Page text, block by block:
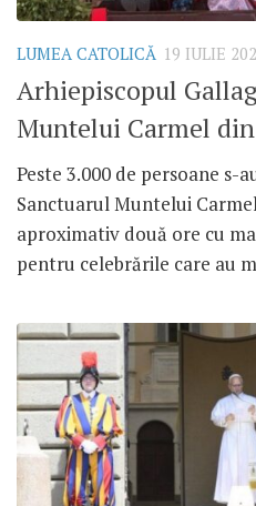
LUMEA CATOLICĂ 19 IULIE
Arhiepiscopul
Muntelui Carmel
Peste 3.000 de persoane s-
Sanctuarul Muntelui
aproximativ două ore cu
pentru celebrările care au